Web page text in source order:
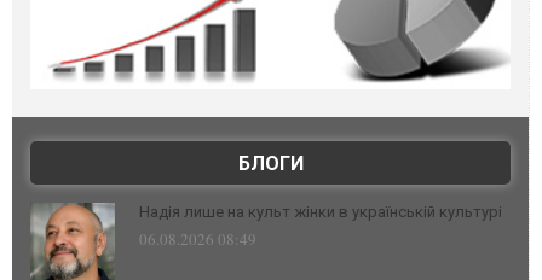
БЛОГИ
Надія лише на культ жінки в українській культурі
06.08.2026 08:49